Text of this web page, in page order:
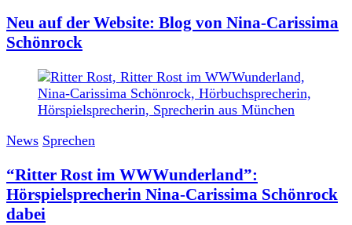
Neu auf der Website: Blog von Nina-Carissima
Schönrock
News Sprechen
“Ritter Rost im WWWunderland”:
Hörspielsprecherin Nina-Carissima Schönrock
dabei